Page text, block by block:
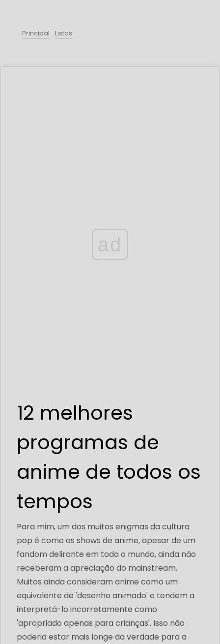
Principal Listas
ad
12 melhores
programas de
anime de todos os
tempos
Para mim, um dos muitos enigmas da cultura
pop é como os shows de anime, apesar de um
fandom delirante em todo o mundo, ainda não
receberam a apreciação do mainstream.
Muitos ainda consideram anime como um
equivalente de 'desenho animado' e tendem a
interpretá-lo incorretamente como
'apropriado apenas para crianças'. Isso não
poderia estar mais longe da verdade para a